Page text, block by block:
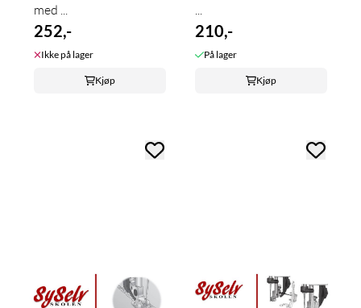
med ...
252,-
Ikke på lager
Kjøp
210,-
På lager
Kjøp